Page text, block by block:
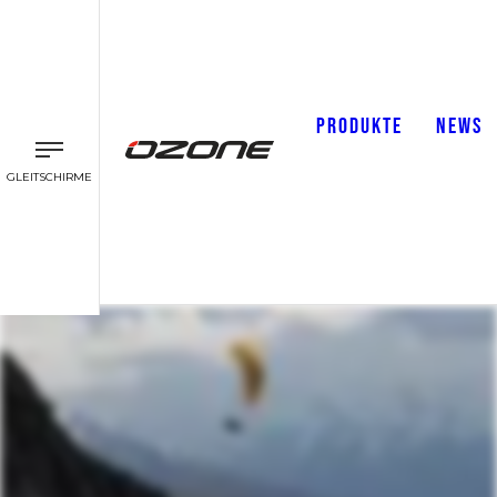
GLEITSCHIRME
PRODUKTE NEWS